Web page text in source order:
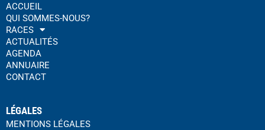
ACCUEIL
QUI SOMMES-NOUS?
RACES
ACTUALITÉS
AGENDA
ANNUAIRE
CONTACT
LÉGALES
MENTIONS LÉGALES